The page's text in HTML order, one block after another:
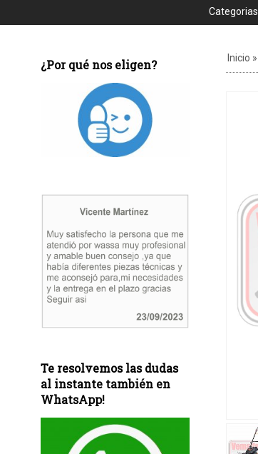
Categorias
¿Por qué nos eligen?
Te resolvemos las dudas
al instante también en
WhatsApp!
Inicio »